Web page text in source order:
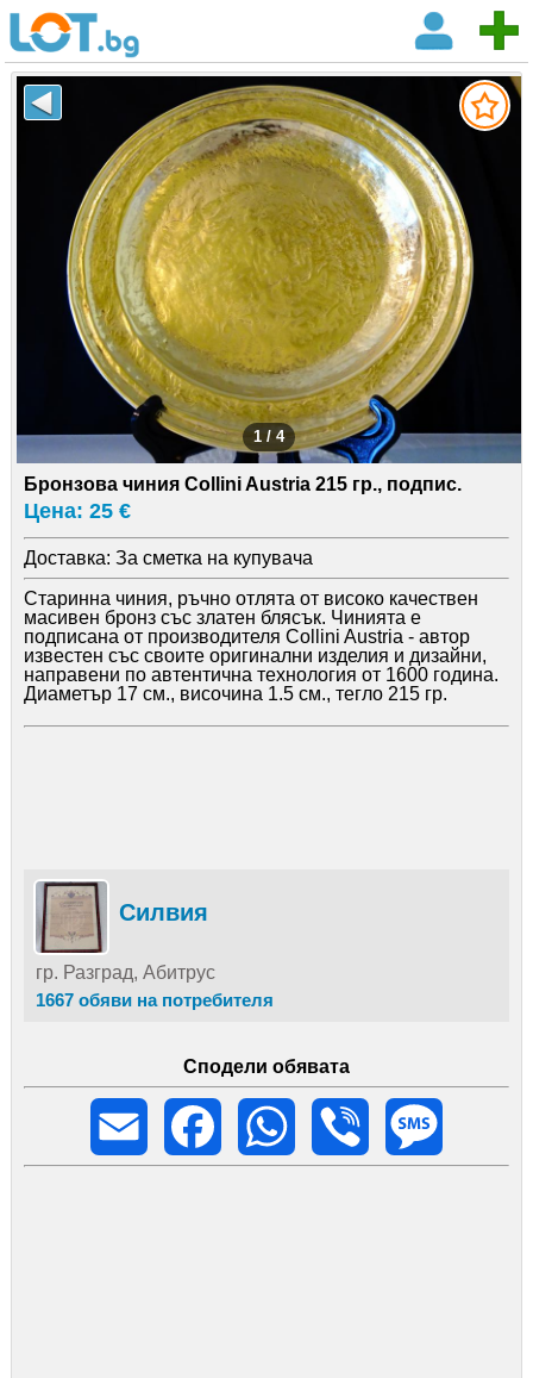
1 / 4
Бронзова чиния Collini Austria 215 гр., подпис.
Цена: 25 €
Доставка: За сметка на купувача
Старинна чиния, ръчно отлята от високо качествен
масивен бронз със златен блясък. Чинията е
подписана от производителя Collini Austria - автор
известен със своите оригинални изделия и дизайни,
направени по автентична технология от 1600 година.
Диаметър 17 см., височина 1.5 см., тегло 215 гр.
Силвия
гр. Разград, Абитрус
1667 обяви на потребителя
Сподели обявата
Email
Facebook WhatsApp Viber